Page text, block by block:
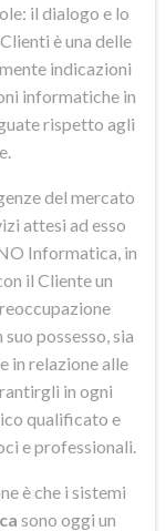
il dialogo e lo
è una delle
indicazioni
informatiche in
rispetto agli
del mercato
attesi ad esso
Informatica, in
il Cliente un
possesso, sia
in relazione alle
in ogni
qualificato e
e professionali.
è che i sistemi
sono oggi un